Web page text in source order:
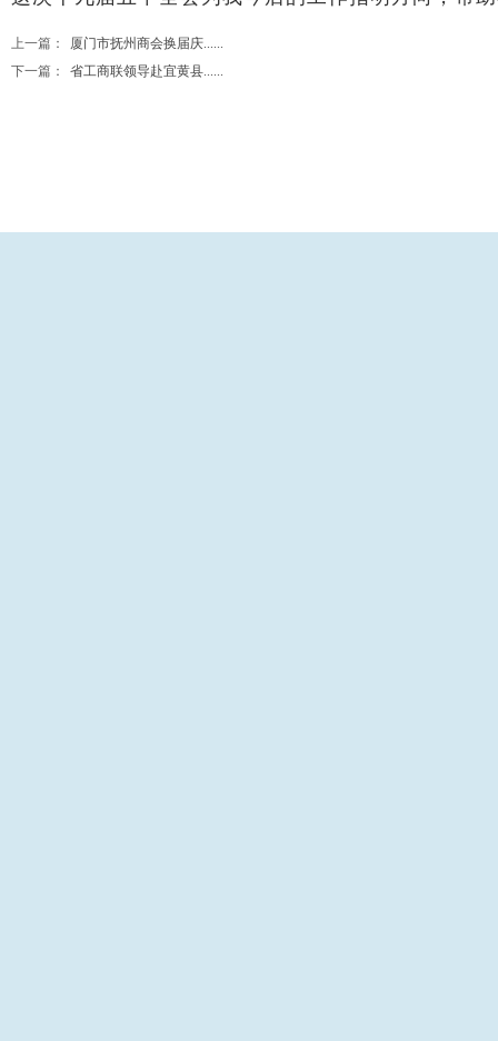
上一篇：
厦门市抚州商会换届庆......
下一篇：
省工商联领导赴宜黄县......